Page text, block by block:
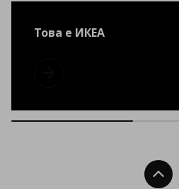
Това е ИКЕА